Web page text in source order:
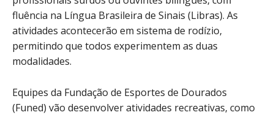
fluência na Língua Brasileira de Sinais (Libras). As
atividades acontecerão em sistema de rodízio,
permitindo que todos experimentem as duas
modalidades.
Equipes da Fundação de Esportes de Dourados
(Funed) vão desenvolver atividades recreativas, como